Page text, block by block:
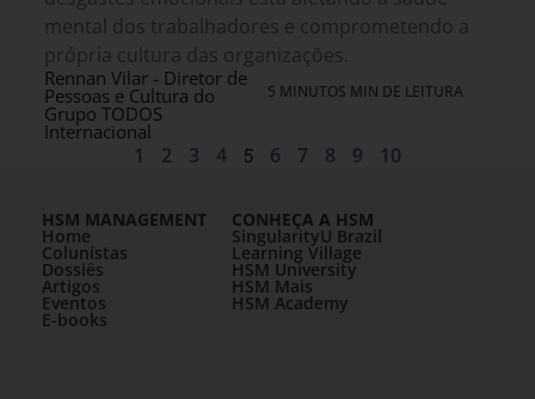
mental dos trabalhadores e comprometendo a
própria cultura das organizações.
Rennan Vilar - Diretor de
Pessoas e Cultura do
Grupo TODOS
Internacional
5 MINUTOS MIN DE LEITURA
1 2 3 4 5 6 7 8 9 10
HSM MANAGEMENT
Home
Colunistas
Dossiês
Artigos
Eventos
E-books
CONHEÇA A HSM
SingularityU Brazil
Learning Village
HSM University
HSM Mais
HSM Academy